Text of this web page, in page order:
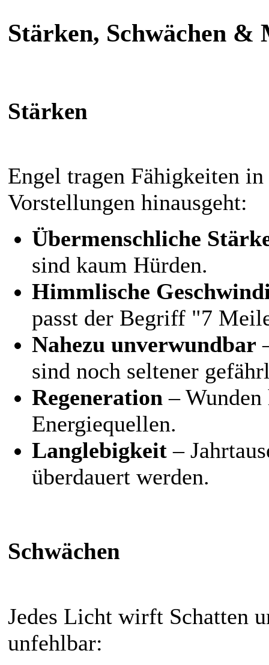
Stärken, Schwächen &
Stärken
Engel tragen Fähigkeiten
Vorstellungen hinausgeht:
Übermenschliche
sind kaum Hürden.
Himmlische
passt der Begriff "7
Nahezu unverwundbar
sind noch seltener
Regeneration –
Energiequellen.
Langlebigkeit –
überdauert werden.
Schwächen
Jedes Licht wirft Schatten
unfehlbar: